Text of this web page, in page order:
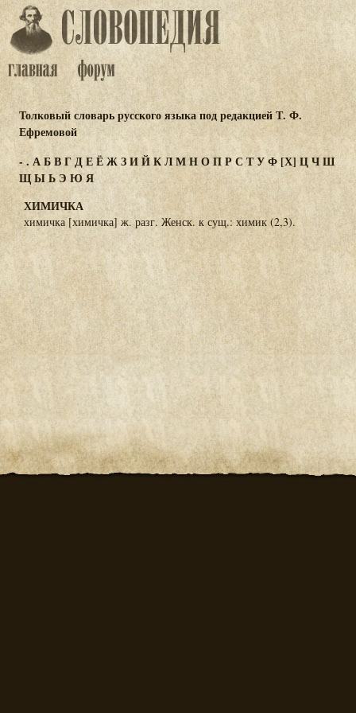
Толковый словарь русского языка под редакцией Т. Ф.
Ефремовой
- . АБВГДЕЁЖЗИЙКЛМНОПР С ТУФ [Х] ЦЧШ
ЩЫЬЭ ЮЯ
ХИМИЧКА
химичка [химичка] ж. разг. Женск. к сущ.: химик (2,3).